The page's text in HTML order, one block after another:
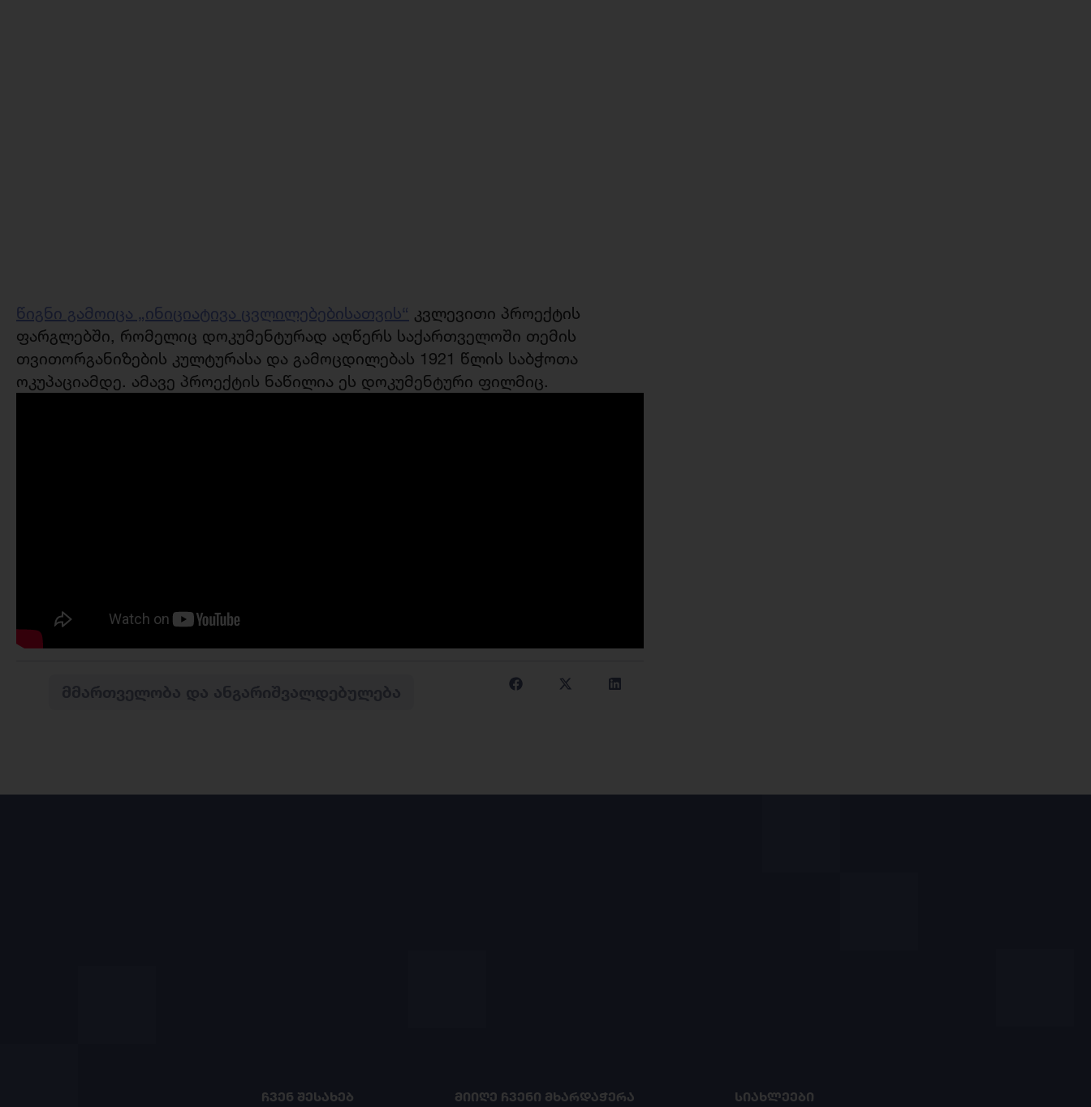
წიგნი გამოიცა „ინიციატივა ცვლილებებისათვის“ კვლევითი პროექტის
ფარგლებში, რომელიც დოკუმენტურად აღწერს საქართველოში თემის
თვითორგანიზების კულტურასა და გამოცდილებას 1921 წლის საბჭოთა
ოკუპაციამდე. ამავე პროექტის ნაწილია ეს დოკუმენტური ფილმიც.
ᲩᲕᲔᲜ ᲨᲔᲡᲐᲮᲔᲑ ᲛᲘᲘᲦᲔ ᲩᲕᲔᲜᲘ ᲛᲮᲐᲠᲓᲐᲭᲔᲠᲐ ᲡᲘᲐᲮᲚᲔᲔᲑᲘ